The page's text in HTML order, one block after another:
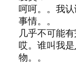
呵呵。。我
事情。。
几乎不可能
哎。谁叫我
物。。